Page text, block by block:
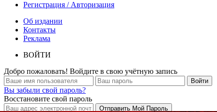
Регистрация / Авторизация
Об издании
Контакты
Реклама
ВОЙТИ
Добро пожаловать! Войдите в свою учётную запись
Вы забыли свой пароль?
Восстановите свой пароль